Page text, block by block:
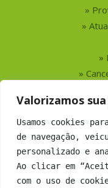
Valorizamos
Usamos cookies
de navegação,
personalizado e
Ao clicar em
com o uso de